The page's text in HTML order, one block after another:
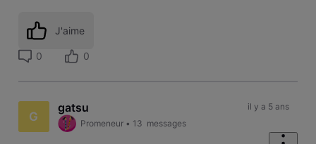
J'aime
0 0
G
gatsu
Promeneur • 13 messages
il y a 5 ans